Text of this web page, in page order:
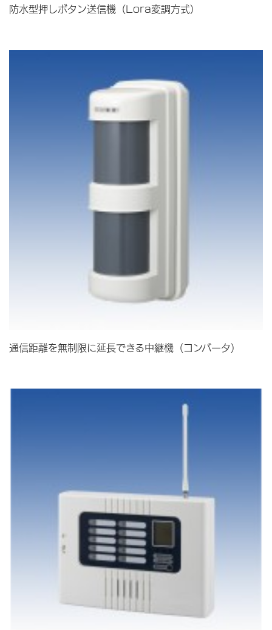
防水型押しボタン送信機（Lora変調方式）
通信距離を無制限に延長できる中継機（コンバータ）